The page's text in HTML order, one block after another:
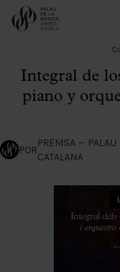
Integral de
piano y
POR
PREMSA —
CATALANA